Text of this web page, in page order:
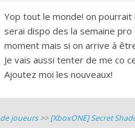
Yop tout le monde! on
serai dispo des la semaine
moment mais si on arrive à
Je vais aussi tenter de me co
Ajoutez moi les nouveaux!
joueurs>>[XboxONE] Secret